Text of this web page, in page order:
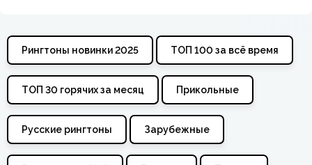
Рингтоны новинки 2025 ТОП 100 за всё время
ТОП 30 горячих за месяц Прикольные
Русские рингтоны Зарубежные